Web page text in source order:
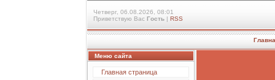
Четверг, 06.08.2026, 08:01
Приветствую Вас Гость | RSS
Меню сайта
Главная страница